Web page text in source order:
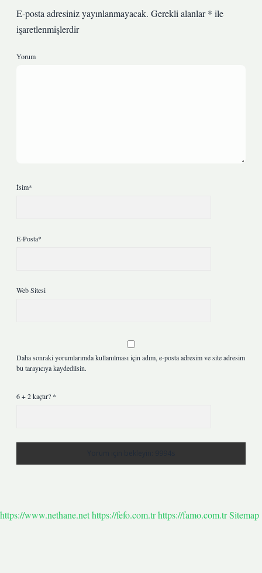
E-posta adresiniz yayınlanmayacak. Gerekli alanlar* ile
işaretlenmişlerdir
Yorum
İsim*
E-Posta*
Web Sitesi
Daha sonraki yorumlarımda kullanılması için adım, e-posta adresim ve site adresim
bu tarayıcıya kaydedilsin.
6 + 2 kaçtır? *
https://www.nethane.nethttps://fefo.com.trhttps://famo.com.trSitemap